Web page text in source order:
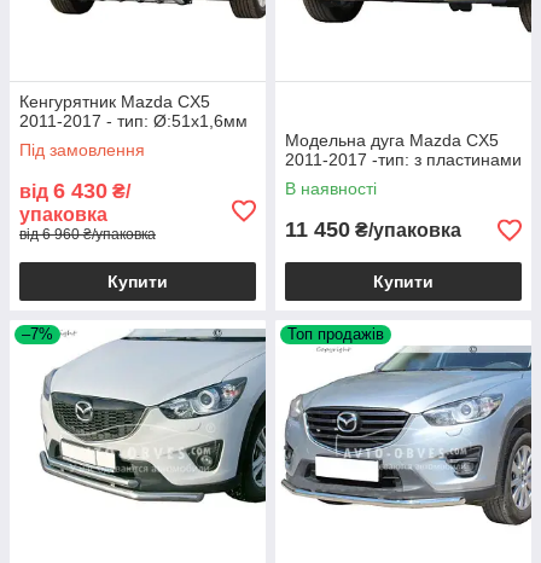
Кенгурятник Mazda CX5
2011-2017 - тип: Ø:51х1,6мм
Під замовлення
від 6 430 ₴/
упаковка
від 6 960 ₴/упаковка
Купити
Модельна дуга Mazda CX5
2011-2017 -тип: з пластинами
В наявності
11 450 ₴/упаковка
Купити
–7% Топ продажів